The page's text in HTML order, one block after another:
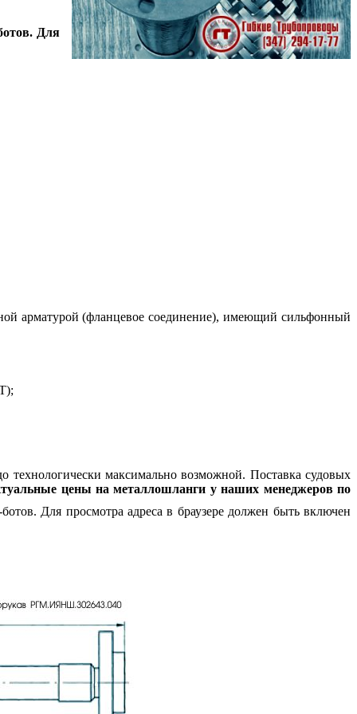
Для
арматурой (фланцевое соединение), имеющий сильфонный
максимально возможной. Поставка судовых
цены на металлошланги у наших менеджеров по
Для просмотра адреса в браузере должен быть включен